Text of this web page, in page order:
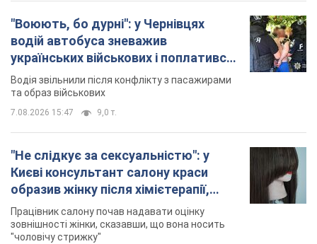
"Воюють, бо дурні": у Чернівцях
водій автобуса зневажив
українських військових і поплатився.
Відео
Водія звільнили після конфлікту з пасажирами
та образ військових
7.08.2026 15:47 9,0 т.
"Не слідкує за сексуальністю": у
Києві консультант салону краси
образив жінку після хімієтерапії,
розгорівся скандал. Фото
Працівник салону почав надавати оцінку
зовнішності жінки, сказавши, що вона носить
"чоловічу стрижку"